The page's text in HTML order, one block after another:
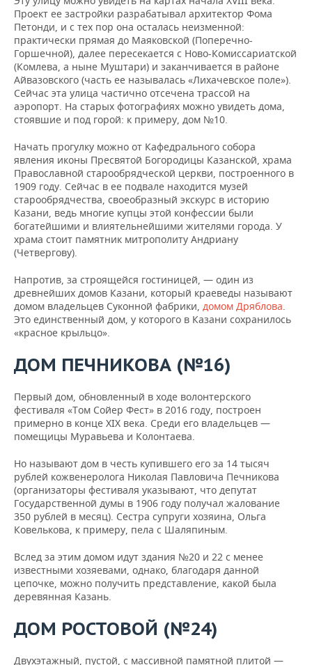
ЭНЕРГЕТИКА
УСЛУГИ
МЕДИА
ТЕЛЕКОММУНИКАЦИИ
ВЫЕЗДНАЯ РЕДАКЦИЯ
БИЗНЕС-БРАНЧИ
ONLINE-КОНФЕРЕНЦИИ
ОТКРЫТАЯ ЛЕКЦИЯ
НОВОСТИ СПОРТА
ФУТБОЛ
ХОККЕЙ
БАСКЕТБОЛ
ВОЛЕЙБОЛ
КИБЕРСПОРТ
ФИГУРНОЕ КАТАНИЕ
ВОДНЫЕ ВИДЫ СПОРТА
ОБЩЕСТВО
НОВОСТИ ОБЩЕСТВА
ВЛАСТЬ
ИНФРАСТРУКТУРА
ИСТОРИЯ
КУЛЬТУРА
МЕДИЦИНА
ОБРАЗОВАНИЕ
ФОТОГАЛЕРЕЯ
СЮЖЕТЫ
СПРАВОЧНИК
СПИСОК ПЕРСОН
СПИСОК КОМПАНИЙ
ПОЛНАЯ ВЕРСИЯ
Проект ее застройки разрабатывал архитектор Фома
Петонди, и с тех пор она осталась неизменной:
практически прямая до Маяковской (Поперечно-
Горшечной), далее пересекается с Ново-Комиссариатской
(Комлева, а ныне Муштари) и заканчивается в районе
Айвазовского (часть ее называлась «Лихачевское поле»).
Сейчас эта улица частично отсечена трассой на
аэропорт. На старых фотографиях можно увидеть дома,
стоявшие и под горой: к примеру, дом №10.
Начать прогулку можно от Кафедрального собора
явления иконы Пресвятой Богородицы Казанской, храма
Православной старообрядческой церкви, построенного в
1909 году. Сейчас в ее подвале находится музей
старообрядчества, своеобразный экскурс в историю
Казани, ведь многие купцы этой конфессии были
богатейшими и влиятельнейшими жителями города. У
храма стоит памятник митрополиту Андриану
(Четвергову).
Напротив, за строящейся гостиницей, — один из
древнейших домов Казани, который краеведы называют
домом владельцев Суконной фабрики, домом Дряблова.
Это единственный дом, у которого в Казани сохранилось
«красное крыльцо».
ДОМ ПЕЧНИКОВА (№16)
Первый дом, обновленный в ходе волонтерского
фестиваля «Том Сойер Фест» в 2016 году, построен
примерно в конце XIX века. Среди его владельцев —
помещицы Муравьева и Колонтаева.
Но называют дом в честь купившего его за 14 тысяч
рублей кожвенеролога Николая Павловича Печникова
(организаторы фестиваля указывают, что депутат
Государственной думы в 1906 году получал жалование
350 рублей в месяц). Сестра супруги хозяина, Ольга
Ковелькова, к примеру, пела с Шаляпиным.
Вслед за этим домом идут здания №20 и 22 с менее
известными хозяевами, однако, благодаря данной
цепочке, можно получить представление, какой была
деревянная Казань.
ДОМ РОСТОВОЙ (№24)
Двухэтажный, пустой, с массивной памятной плитой —